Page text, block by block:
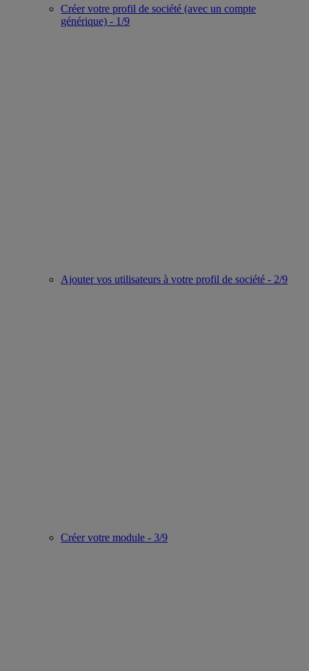
Créer votre profil de société (avec un compte
générique) - 1/9
Ajouter vos utilisateurs à votre profil de société - 2/9
Créer votre module - 3/9